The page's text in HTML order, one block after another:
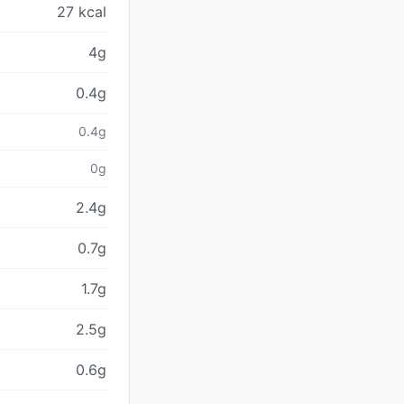
27 kcal
4g
0.4g
0.4g
0g
2.4g
0.7g
1.7g
2.5g
0.6g